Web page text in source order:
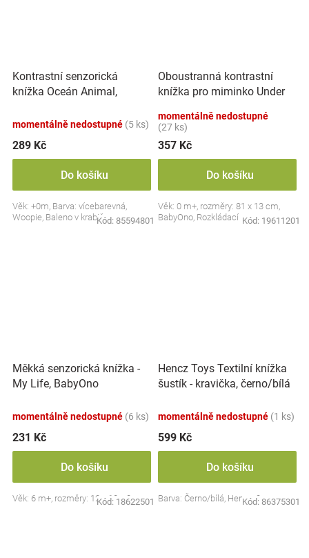
Kontrastní senzorická
knížka Oceán Animal,
momentálně nedostupné (5 ks)
289 Kč
Do košíku
Věk: +0m, Barva: vícebarevná,
Woopie, Baleno v krabičce
Kód: 85594801
Oboustranná kontrastní
knížka pro miminko Under
momentálně nedostupné
(27 ks)
357 Kč
Do košíku
Věk: 0 m+, rozměry: 81 x 13 cm,
BabyOno, Rozkládací Kód: 19611201
Měkká senzorická knížka -
My Life, BabyOno
momentálně nedostupné (6 ks)
231 Kč
Do košíku
Věk: 6 m+, rozměry: 12 x 12 x 2 cm
Kód: 18622501
Hencz Toys Textilní knížka
šustík - kravička, černo/bílá
momentálně nedostupné (1 ks)
599 Kč
Do košíku
Barva: Černo/bílá, Hencz, 0m+
Kód: 86375301